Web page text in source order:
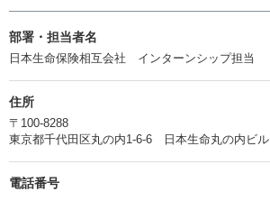
部署・担当者名
日本生命保険相互会社 インターンシップ担当
住所
〒100-8288
東京都千代田区丸の内1-6-6 日本生命丸の内ビル
電話番号